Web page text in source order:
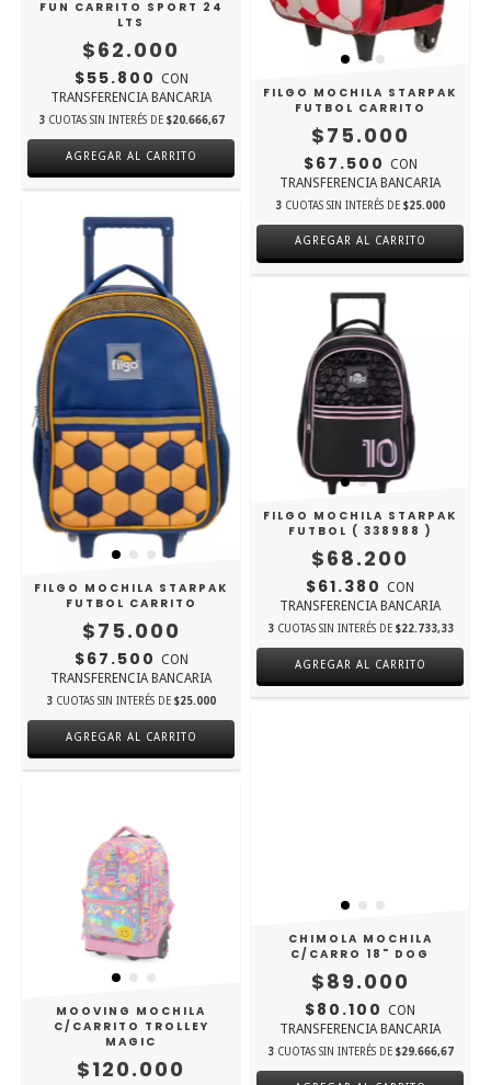
FUN CARRITO SPORT 24
LTS
$62.000
$55.800 CON
TRANSFERENCIA BANCARIA
3 CUOTAS SIN INTERÉS DE $20.666,67
FILGO MOCHILA STARPAK
FUTBOL CARRITO
$75.000
$67.500 CON
TRANSFERENCIA BANCARIA
3 CUOTAS SIN INTERÉS DE $25.000
FILGO MOCHILA STARPAK
FUTBOL CARRITO
$75.000
$67.500 CON
TRANSFERENCIA BANCARIA
3 CUOTAS SIN INTERÉS DE $25.000
FILGO MOCHILA STARPAK
FUTBOL ( 338988 )
$68.200
$61.380 CON
TRANSFERENCIA BANCARIA
3 CUOTAS SIN INTERÉS DE $22.733,33
MOOVING MOCHILA
C/CARRITO TROLLEY
MAGIC
$120.000
CHIMOLA MOCHILA
C/CARRO 18" DOG
$89.000
$80.100 CON
TRANSFERENCIA BANCARIA
3 CUOTAS SIN INTERÉS DE $29.666,67